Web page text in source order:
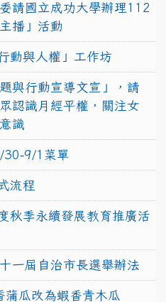
請國立成功大學辦理112
播」活動
動與人權」工作坊
與行動宣導文宣」，請
認識月經平權，關注女
識
30-9/1菜單
流程
秋季永續發展教育推廣活
一屆自治市長選舉辦法
瓜改為蝦香青木瓜